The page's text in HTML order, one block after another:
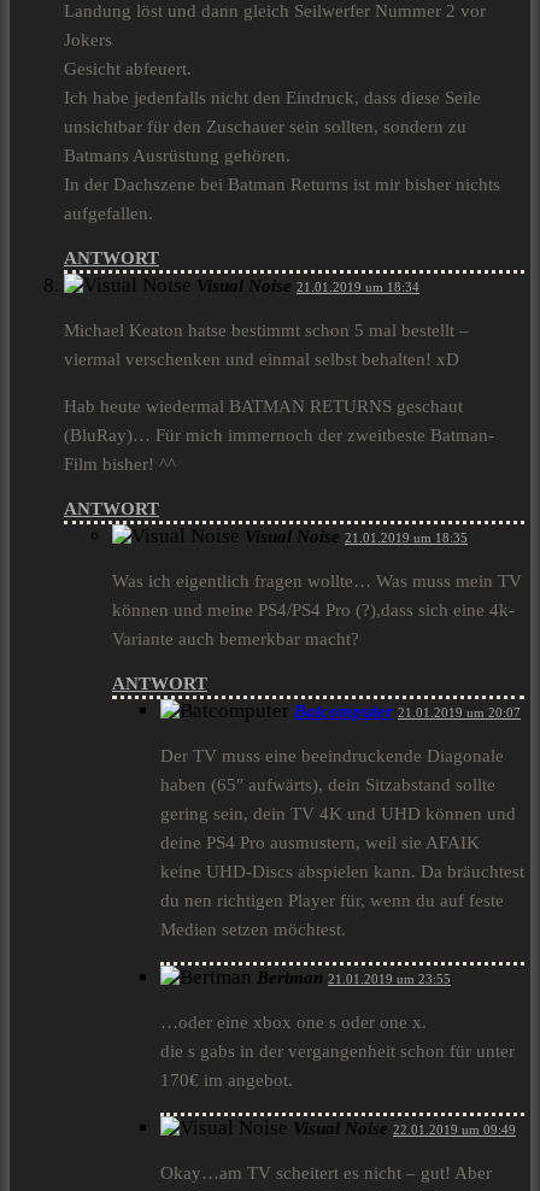
Landung löst und dann gleich Seilwerfer Nummer 2 vor
Jokers
Gesicht abfeuert.
Ich habe jedenfalls nicht den Eindruck, dass diese Seile
unsichtbar für den Zuschauer sein sollten, sondern zu
Batmans Ausrüstung gehören.
In der Dachszene bei Batman Returns ist mir bisher nichts
aufgefallen.
ANTWORT
Visual Noise 21.01.2019 um 18:34
Michael Keaton hatse bestimmt schon 5 mal bestellt –
viermal verschenken und einmal selbst behalten! xD
Hab heute wiedermal BATMAN RETURNS geschaut
(BluRay)… Für mich immernoch der zweitbeste Batman-
Film bisher! ^^
ANTWORT
Visual Noise 21.01.2019 um 18:35
Was ich eigentlich fragen wollte… Was muss mein TV
können und meine PS4/PS4 Pro (?),dass sich eine 4k-
Variante auch bemerkbar macht?
ANTWORT
Batcomputer 21.01.2019 um 20:07
Der TV muss eine beeindruckende Diagonale
haben (65″ aufwärts), dein Sitzabstand sollte
gering sein, dein TV 4K und UHD können und
deine PS4 Pro ausmustern, weil sie AFAIK
keine UHD-Discs abspielen kann. Da bräuchtest
du nen richtigen Player für, wenn du auf feste
Medien setzen möchtest.
Bertman 21.01.2019 um 23:55
…oder eine xbox one s oder one x.
die s gabs in der vergangenheit schon für unter
170€ im angebot.
Visual Noise 22.01.2019 um 09:49
Okay…am TV scheitert es nicht – gut! Aber